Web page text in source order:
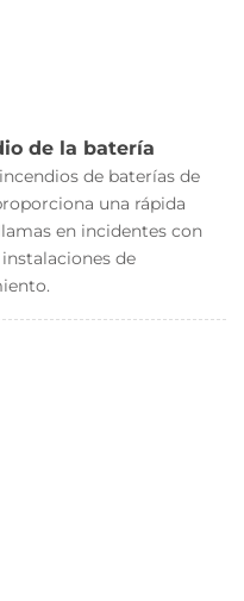
de la batería
de baterías de
una rápida
en incidentes con
de